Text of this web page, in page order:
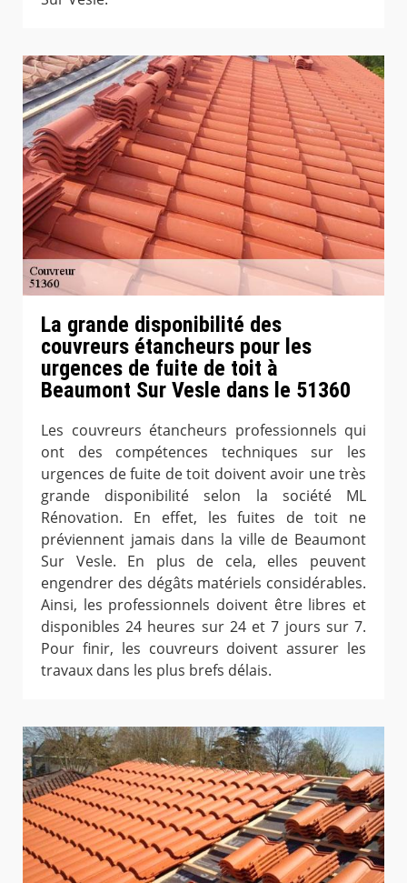
La grande disponibilité des
couvreurs étancheurs pour les
urgences de fuite de toit à
Beaumont Sur Vesle dans le 51360
Les couvreurs étancheurs professionnels qui
ont des compétences techniques sur les
urgences de fuite de toit doivent avoir une très
grande disponibilité selon la société ML
Rénovation. En effet, les fuites de toit ne
préviennent jamais dans la ville de Beaumont
Sur Vesle. En plus de cela, elles peuvent
engendrer des dégâts matériels considérables.
Ainsi, les professionnels doivent être libres et
disponibles 24 heures sur 24 et 7 jours sur 7.
Pour finir, les couvreurs doivent assurer les
travaux dans les plus brefs délais.